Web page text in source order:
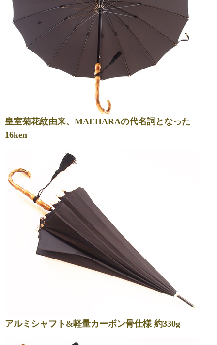
皇室菊花紋由来、MAEHARAの代名詞となった
16ken
アルミシャフト&軽量カーボン骨仕様 約330g